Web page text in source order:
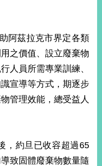
阿茲拉克市界定各類
之價值、設立廢棄物
人員所需專業訓練、
宣導等方式，期逐步
管理效能，總受益人
，約旦已收容超過65
致固體廢棄物數量隨